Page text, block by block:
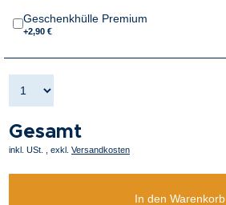
Geschenkhülle Premium
+2,90 €
Gesamt
inkl. USt. , exkl. Versandkosten
In den Warenkorb